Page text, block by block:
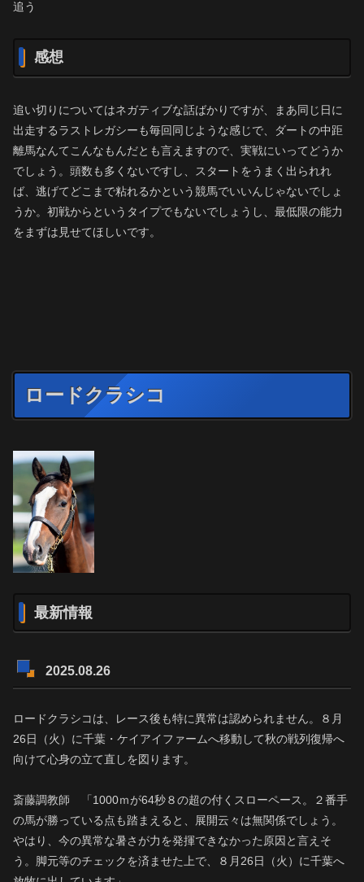
追う
感想
追い切りについてはネガティブな話ばかりですが、まあ同じ日に
出走するラストレガシーも毎回同じような感じで、ダートの中距
離馬なんてこんなもんだとも言えますので、実戦にいってどうか
でしょう。頭数も多くないですし、スタートをうまく出られれ
ば、逃げてどこまで粘れるかという競馬でいいんじゃないでしょ
うか。初戦からというタイプでもないでしょうし、最低限の能力
をまずは見せてほしいです。
ロードクラシコ
最新情報
2025.08.26
ロードクラシコは、レース後も特に異常は認められません。８月
26日（火）に千葉・ケイアイファームへ移動して秋の戦列復帰へ
向けて心身の立て直しを図ります。
斎藤調教師 「1000ｍが64秒８の超の付くスローペース。２番手
の馬が勝っている点も踏まえると、展開云々は無関係でしょう。
やはり、今の異常な暑さが力を発揮できなかった原因と言えそ
う。脚元等のチェックを済ませた上で、８月26日（火）に千葉へ